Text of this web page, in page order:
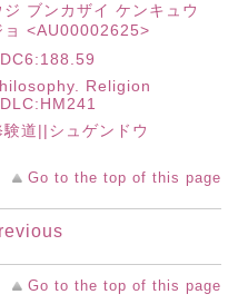
ジ ブンカザイ ケンキュウ
ョ <AU00002625>
Religion
験道||シュゲンドウ
Go to the top of this page
Go to the top of this page